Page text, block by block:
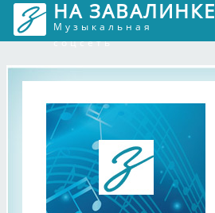
НА ЗАВАЛИНКЕ
Музыкальная
соцсеть